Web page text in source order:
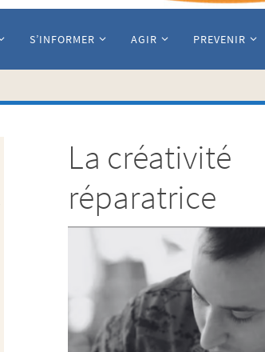
S’INFORMER AGIR PREVENIR
La créativité
réparatrice